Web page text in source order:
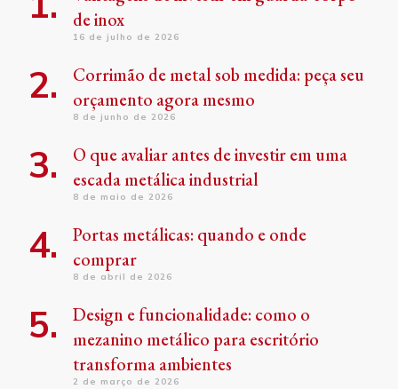
de inox
16 de julho de 2026
Corrimão de metal sob medida: peça seu
orçamento agora mesmo
8 de junho de 2026
O que avaliar antes de investir em uma
escada metálica industrial
8 de maio de 2026
Portas metálicas: quando e onde
comprar
8 de abril de 2026
Design e funcionalidade: como o
mezanino metálico para escritório
transforma ambientes
2 de março de 2026